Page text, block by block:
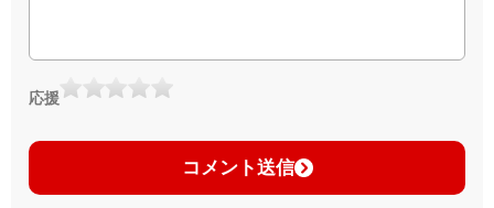
応援
コメント送信